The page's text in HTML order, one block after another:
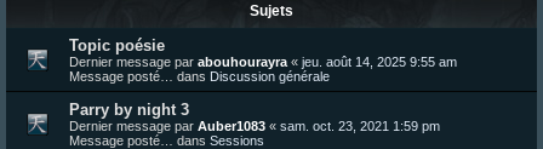
Sujets
Topic poésie
Dernier message par abouhourayra « jeu. août 14, 2025 9:55 am
Message posté… dans Discussion générale
Parry by night 3
Dernier message par Auber1083 « sam. oct. 23, 2021 1:59 pm
Message posté… dans Sessions